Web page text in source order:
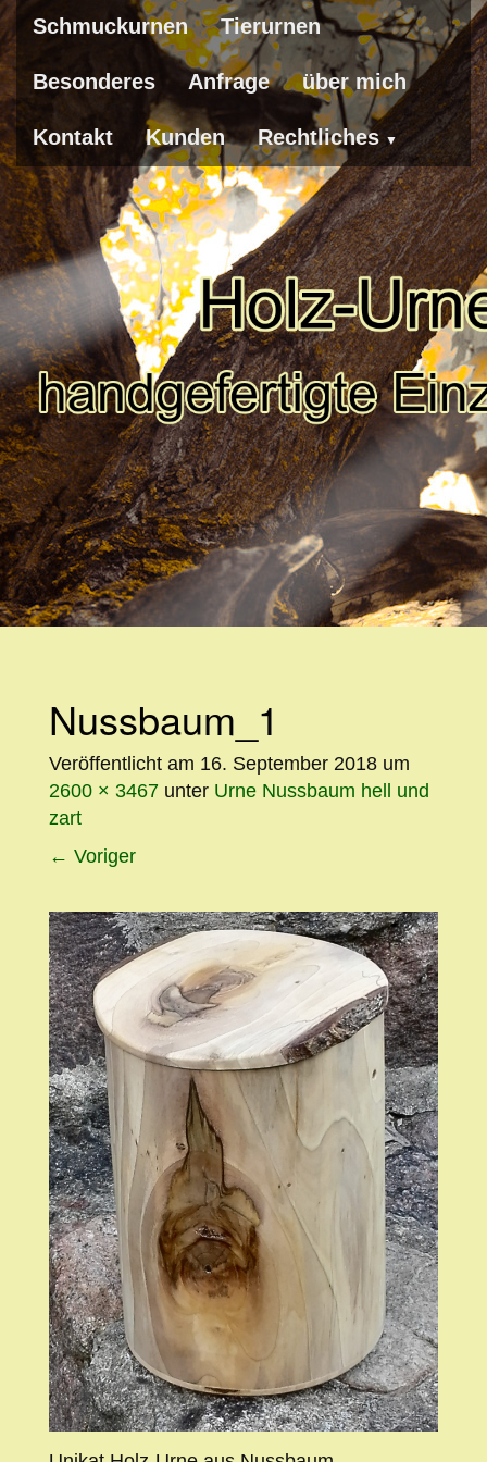
Schmuckurnen Tierurnen
Besonderes Anfrage über mich
Kontakt Kunden Rechtliches
WEITER
ZUM
Nussbaum_1
Veröffentlicht am 16. September 2018 um
2600 × 3467 unter Urne Nussbaum hell und
zart
← Voriger